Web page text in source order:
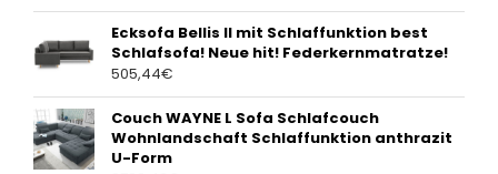
Ecksofa Bellis II mit Schlaffunktion best
Schlafsofa! Neue hit! Federkernmatratze!
505,44€
Couch WAYNE L Sofa Schlafcouch
Wohnlandschaft Schlaffunktion anthrazit
U-Form